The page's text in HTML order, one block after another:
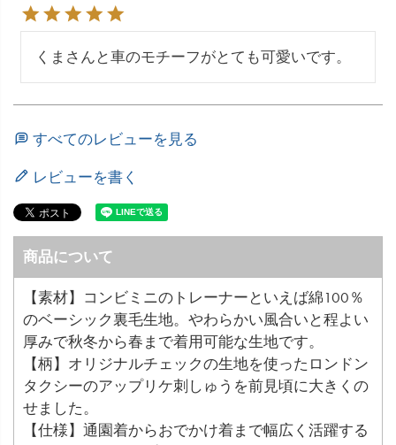
くまさんと車のモチーフがとても可愛いです。
すべてのレビューを見る
レビューを書く
商品について
【素材】コンビミニのトレーナーといえば綿100％
のベーシック裏毛生地。やわらかい風合いと程よい
厚みで秋冬から春まで着用可能な生地です。
【柄】オリジナルチェックの生地を使ったロンドン
タクシーのアップリケ刺しゅうを前見頃に大きくの
せました。
【仕様】通園着からおでかけ着まで幅広く活躍する